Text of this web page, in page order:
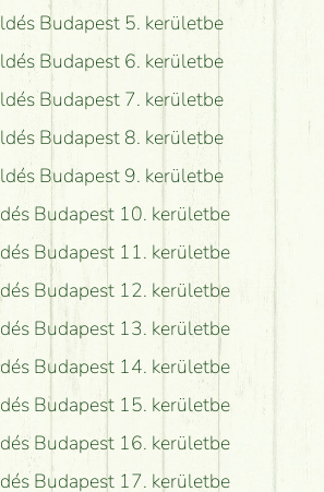
Budapest 5. kerületbe
Budapest 6. kerületbe
Budapest 7. kerületbe
Budapest 8. kerületbe
Budapest 9. kerületbe
Budapest 10. kerületbe
Budapest 11. kerületbe
Budapest 12. kerületbe
Budapest 13. kerületbe
Budapest 14. kerületbe
Budapest 15. kerületbe
Budapest 16. kerületbe
Budapest 17. kerületbe